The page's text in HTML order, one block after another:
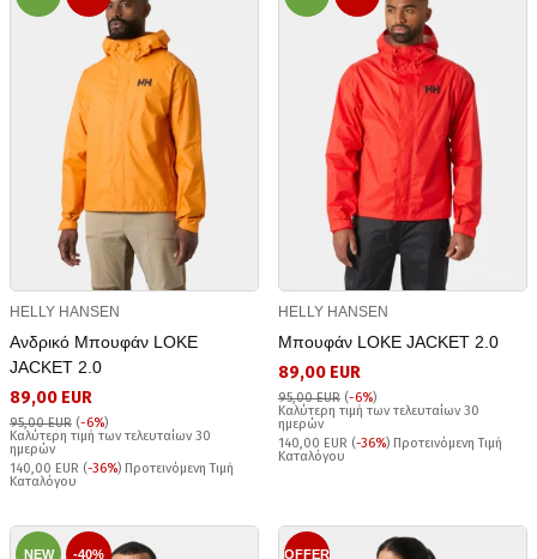
HELLY HANSEN
Ανδρικό Μπουφάν LOKE
JACKET 2.0
89,00 EUR
95,00 EUR (-6%)
Καλύτερη τιμή των τελευταίων 30
ημερών
140,00 EUR (-36%) Προτεινόμενη Τιμή
Καταλόγου
HELLY HANSEN
Μπουφάν LOKE JACKET 2.0
89,00 EUR
95,00 EUR (-6%)
Καλύτερη τιμή των τελευταίων 30
ημερών
140,00 EUR (-36%) Προτεινόμενη Τιμή
Καταλόγου
NEW -40% OFFER